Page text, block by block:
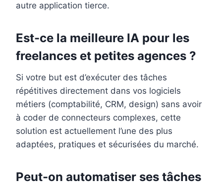
autre application tierce.
Est-ce la meilleure IA pour les
freelances et petites agences ?
Si votre but est d’exécuter des tâches
répétitives directement dans vos logiciels
métiers (comptabilité, CRM, design) sans avoir
à coder de connecteurs complexes, cette
solution est actuellement l’une des plus
adaptées, pratiques et sécurisées du marché.
Peut-on automatiser ses tâches